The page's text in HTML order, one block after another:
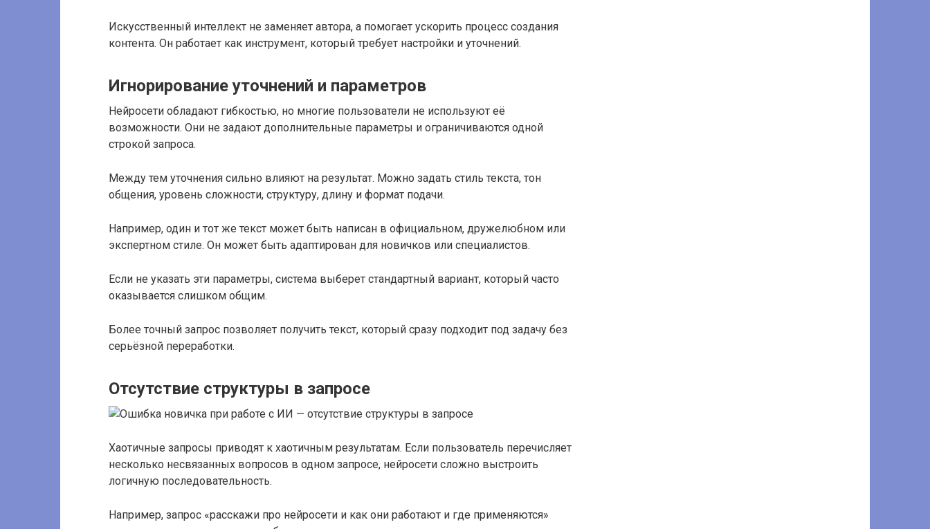
Искусственный интеллект не заменяет автора, а помогает ускорить процесс создания
контента. Он работает как инструмент, который требует настройки и уточнений.
Игнорирование уточнений и параметров
Нейросети обладают гибкостью, но многие пользователи не используют её
возможности. Они не задают дополнительные параметры и ограничиваются одной
строкой запроса.
Между тем уточнения сильно влияют на результат. Можно задать стиль текста, тон
общения, уровень сложности, структуру, длину и формат подачи.
Например, один и тот же текст может быть написан в официальном, дружелюбном или
экспертном стиле. Он может быть адаптирован для новичков или специалистов.
Если не указать эти параметры, система выберет стандартный вариант, который часто
оказывается слишком общим.
Более точный запрос позволяет получить текст, который сразу подходит под задачу без
серьёзной переработки.
Отсутствие структуры в запросе
Хаотичные запросы приводят к хаотичным результатам. Если пользователь перечисляет
несколько несвязанных вопросов в одном запросе, нейросети сложно выстроить
логичную последовательность.
Например, запрос «расскажи про нейросети и как они работают и где применяются»